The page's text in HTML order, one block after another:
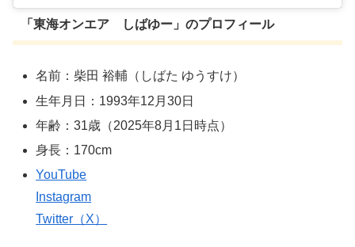
「東海オンエア しばゆー」のプロフィール
名前：柴田 裕輔（しばた ゆうすけ）
生年月日：1993年12月30日
年齢：31歳（2025年8月1日時点）
身長：170cm
YouTube
Instagram
Twitter（X）